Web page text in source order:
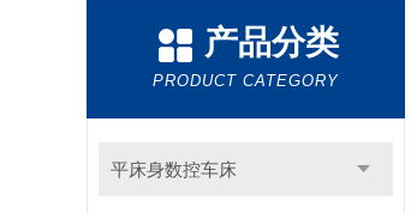
产品分类
PRODUCT CATEGORY
平床身数控车床